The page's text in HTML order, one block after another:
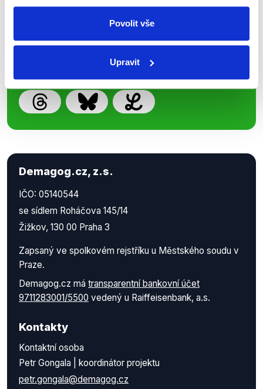
Povolit vše
Upravit
z Demagog.cz. Sdílením našich
příspěvků přátelům podpoříte naši
práci.
Demagog.cz, z.s.
IČO: 05140544
se sídlem Roháčova 145/14
Žižkov, 130 00 Praha 3
Zapsaný ve spolkovém rejstříku u Městského soudu v
Praze.
Demagog.cz má transparentní bankovní účet
9711283001/5500 vedený u Raiffeisenbank, a.s.
Kontakty
Kontaktní osoba
Petr Gongala | koordinátor projektu
petr.gongala@demagog.cz